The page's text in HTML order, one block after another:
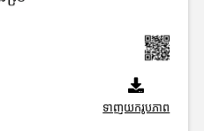
ទាញយករូបភាព